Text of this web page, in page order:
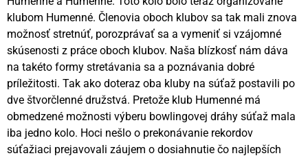
klubom Humenné. Členovia oboch klubov sa tak mali znova
možnosť stretnúť, porozprávať sa a vymeniť si vzájomné
skúsenosti z práce oboch klubov. Naša blízkosť nám dáva
na takéto formy stretávania sa a poznávania dobré
príležitosti. Tak ako doteraz oba kluby na súťaž postavili po
dve štvorčlenné družstvá. Pretože klub Humenné má
obmedzené možnosti výberu bowlingovej dráhy súťaž mala
iba jedno kolo. Hoci nešlo o prekonávanie rekordov
súťažiaci prejavovali záujem o dosiahnutie čo najlepších